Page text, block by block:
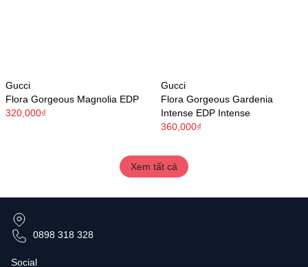
Gucci
Flora Gorgeous Magnolia EDP
320,000₫
Gucci
Flora Gorgeous Gardenia
Intense EDP Intense
360,000₫
Xem tất cả
0898 318 328
Social